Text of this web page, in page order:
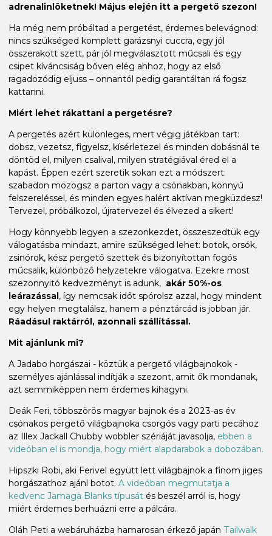
adrenalinlöketnek! Május elején itt a pergető szezon!
Ha még nem próbáltad a pergetést, érdemes belevágnod:
nincs szükséged komplett garázsnyi cuccra, egy jól
összerakott szett, pár jól megválasztott műcsali és egy
csipet kíváncsiság bőven elég ahhoz, hogy az első
ragadozódig eljuss – onnantól pedig garantáltan rá fogsz
kattanni.
Miért lehet rákattani a pergetésre?
A pergetés azért különleges, mert végig játékban tart:
dobsz, vezetsz, figyelsz, kísérletezel és minden dobásnál te
döntöd el, milyen csalival, milyen stratégiával éred el a
kapást. Éppen ezért szeretik sokan ezt a módszert:
szabadon mozogsz a parton vagy a csónakban, könnyű
felszereléssel, és minden egyes halért aktívan megküzdesz!
Tervezel, próbálkozol, újratervezel és élvezed a sikert!
Hogy könnyebb legyen a szezonkezdet, összeszedtük egy
válogatásba mindazt, amire szükséged lehet: botok, orsók,
zsinórok, kész pergető szettek és bizonyítottan fogós
műcsalik, különböző helyzetekre válogatva. Ezekre most
szezonnyitó kedvezményt is adunk, akár 50%-os
leárazással, így nemcsak időt spórolsz azzal, hogy mindent
egy helyen megtalálsz, hanem a pénztárcád is jobban jár.
Ráadásul raktárról, azonnali szállítással.
Mit ajánlunk mi?
A Jadabo horgászai - köztük a pergető világbajnokok -
személyes ajánlással indítják a szezont, amit ők mondanak,
azt semmiképpen nem érdemes kihagyni.
Deák Feri, többszörös magyar bajnok és a 2023-as év
csónakos pergető világbajnoka csorgós vagy parti pecához
az Illex Jackall Chubby wobbler szériáját javasolja, ebben a
videóban el is mondja, hogy miért alapdarabok a dobozában.
Hipszki Robi, aki Ferivel együtt lett világbajnok a finom jiges
horgászathoz ajánl botot. A videóban megmutatja a
kedvenc Jamaga Blanks típusát és beszél arról is, hogy
miért érdemes berhuázni erre a pálcára.
Oláh Peti a webáruházba hamarosan érkező japán Tailwalk